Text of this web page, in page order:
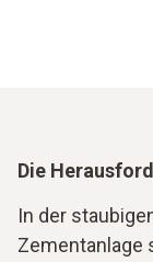
Die
In der
Zementanlage